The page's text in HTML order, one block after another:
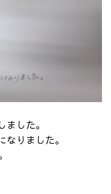
した。
りました。